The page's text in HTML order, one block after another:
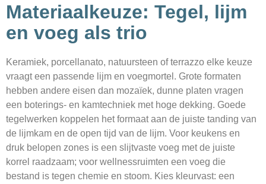
Materiaalkeuze: Tegel, lijm
en voeg als trio
Keramiek, porcellanato, natuursteen of terrazzo elke keuze
vraagt een passende lijm en voegmortel. Grote formaten
hebben andere eisen dan mozaïek, dunne platen vragen
een boterings- en kamtechniek met hoge dekking. Goede
tegelwerken koppelen het formaat aan de juiste tanding van
de lijmkam en de open tijd van de lijm. Voor keukens en
druk belopen zones is een slijtvaste voeg met de juiste
korrel raadzaam; voor wellnessruimten een voeg die
bestand is tegen chemie en stoom. Kies kleurvast: een